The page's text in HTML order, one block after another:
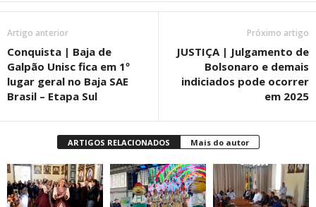
Artigo anterior
Conquista | Baja de
Galpão Unisc fica em 1º
lugar geral no Baja SAE
Brasil – Etapa Sul
Próximo artigo
JUSTIÇA | Julgamento de
Bolsonaro e demais
indiciados pode ocorrer
em 2025
ARTIGOS RELACIONADOS Mais do autor